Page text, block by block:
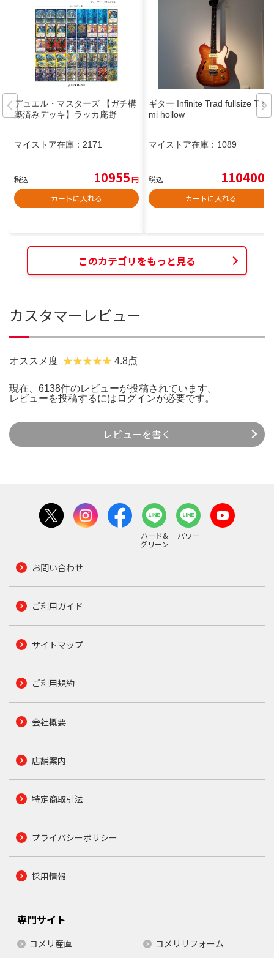
デュエル・マスターズ 【ガチ構
築済みデッキ】ラッカ庵野
マイストア在庫： 2171
税込 10955円
カートに入れる
ギター Infinite Trad fullsize T se
mi hollow
マイストア在庫： 1089
税込 110400
カートに入れる
このカテゴリをもっと見る
カスタマーレビュー
オススメ度 4.8点
現在、6138件のレビューが投稿されています。
レビューを投稿するには ログインが必要です。
レビューを書く
ハード&
グリーン
パワー
お問い合わせ
ご利用ガイド
サイトマップ
ご利用規約
会社概要
店舗案内
特定商取引法
プライバシーポリシー
採用情報
専門サイト
コメリ産直 コメリリフォーム